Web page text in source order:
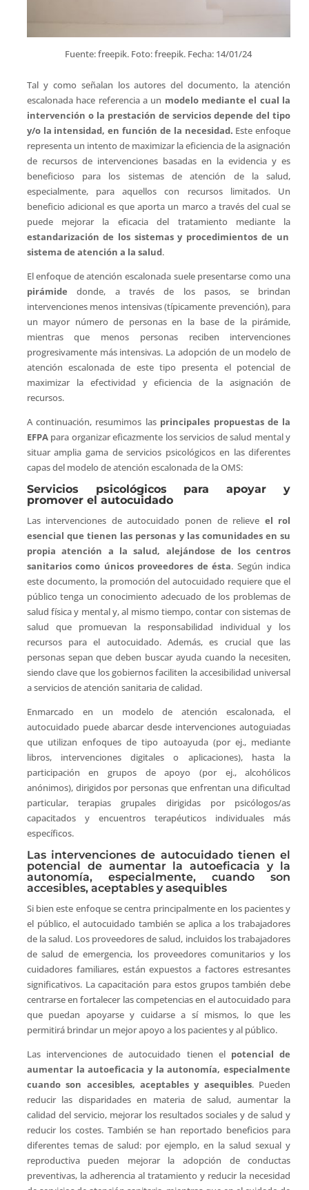
Fuente: freepik. Foto: freepik. Fecha: 14/01/24
Tal y como señalan los autores del documento, la atención
escalonada hace referencia a un modelo mediante el cual la
intervención o la prestación de servicios depende del tipo
y/o la intensidad, en función de la necesidad. Este enfoque
representa un intento de maximizar la eficiencia de la asignación
de recursos de intervenciones basadas en la evidencia y es
beneficioso para los sistemas de atención de la salud,
especialmente, para aquellos con recursos limitados. Un
beneficio adicional es que aporta un marco a través del cual se
puede mejorar la eficacia del tratamiento mediante la
estandarización de los sistemas y procedimientos de un
sistema de atención a la salud.
El enfoque de atención escalonada suele presentarse como una
pirámide donde, a través de los pasos, se brindan
intervenciones menos intensivas (típicamente prevención), para
un mayor número de personas en la base de la pirámide,
mientras que menos personas reciben intervenciones
progresivamente más intensivas. La adopción de un modelo de
atención escalonada de este tipo presenta el potencial de
maximizar la efectividad y eficiencia de la asignación de
recursos.
A continuación, resumimos las principales propuestas de la
EFPApara organizar eficazmente los servicios de salud mental y
situar amplia gama de servicios psicológicos en las diferentes
capas del modelo de atención escalonada de la OMS:
Servicios psicológicos para apoyar y
promover el autocuidado
Las intervenciones de autocuidado ponen de relieve el rol
esencial que tienen las personas y las comunidades en su
propia atención a la salud, alejándose de los centros
sanitarios como únicos proveedores de ésta. Según indica
este documento, la promoción del autocuidado requiere que el
público tenga un conocimiento adecuado de los problemas de
salud física y mental y, al mismo tiempo, contar con sistemas de
salud que promuevan la responsabilidad individual y los
recursos para el autocuidado. Además, es crucial que las
personas sepan que deben buscar ayuda cuando la necesiten,
siendo clave que los gobiernos faciliten la accesibilidad universal
a servicios de atención sanitaria de calidad.
Enmarcado en un modelo de atención escalonada, el
autocuidado puede abarcar desde intervenciones autoguiadas
que utilizan enfoques de tipo autoayuda (por ej., mediante
libros, intervenciones digitales o aplicaciones), hasta la
participación en grupos de apoyo (por ej., alcohólicos
anónimos), dirigidos por personas que enfrentan una dificultad
particular, terapias grupales dirigidas por psicólogos/as
capacitados y encuentros terapéuticos individuales más
específicos.
Las intervenciones de autocuidado tienen el
potencial de aumentar la autoeficacia y la
autonomía, especialmente, cuando son
accesibles, aceptables y asequibles
Si bien este enfoque se centra principalmente en los pacientes y
el público, el autocuidado también se aplica a los trabajadores
de la salud. Los proveedores de salud, incluidos los trabajadores
de salud de emergencia, los proveedores comunitarios y los
cuidadores familiares, están expuestos a factores estresantes
significativos. La capacitación para estos grupos también debe
centrarse en fortalecer las competencias en el autocuidado para
que puedan apoyarse y cuidarse a sí mismos, lo que les
permitirá brindar un mejor apoyo a los pacientes y al público.
Las intervenciones de autocuidado tienen el potencial de
aumentar la autoeficacia y la autonomía, especialmente
cuando son accesibles, aceptables y asequibles. Pueden
reducir las disparidades en materia de salud, aumentar la
calidad del servicio, mejorar los resultados sociales y de salud y
reducir los costes. También se han reportado beneficios para
diferentes temas de salud: por ejemplo, en la salud sexual y
reproductiva pueden mejorar la adopción de conductas
preventivas, la adherencia al tratamiento y reducir la necesidad